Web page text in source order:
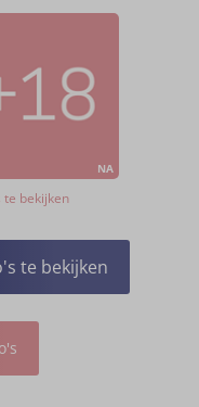
NA
te bekijken
te bekijken